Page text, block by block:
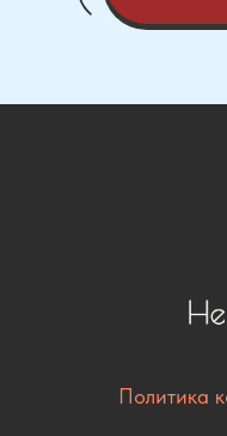
Политика